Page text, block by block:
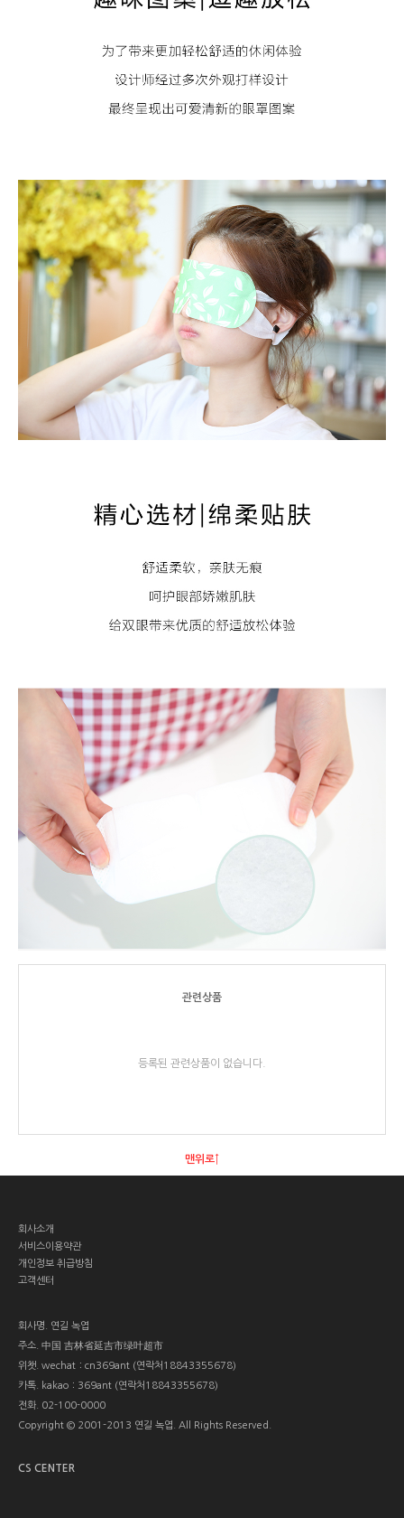
관련상품
등록된 관련상품이 없습니다.
맨위로↑
회사소개
서비스이용약관
개인정보 취급방침
고객센터
회사명.
연길 녹엽
주소. 中国 吉林省延吉市绿叶超市
위챗. wechat：cn369ant (연락처18843355678)
카톡.
kakao：369ant (연락처18843355678)
전화.
02-100-0000
Copyright © 2001-2013 연길 녹엽. All Rights Reserved.
CS CENTER